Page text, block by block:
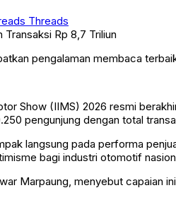
Threads
pengalaman membaca
Show (IIMS) 2026 resmi
pengunjung dengan total
langsung pada performa
bagi industri otomotif
Marpaung, menyebut capaian